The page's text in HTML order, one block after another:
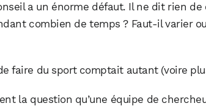
a un énorme défaut. Il ne dit rien de
combien de temps ? Faut-il varier
faire du sport comptait autant (voire
la question qu’une équipe de